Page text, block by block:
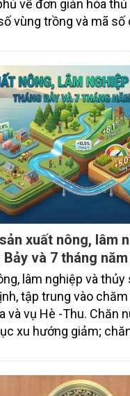
về đơn giản hóa
vùng trồng và mã số
xuất nông, lâm
và 7 tháng
lâm nghiệp và thủy
tập trung vào chăm
và vụ Hè -Thu. Chăn
xu hướng giảm;
tích rừng trồng
tăng nhẹ.